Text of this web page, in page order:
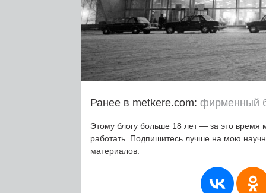
Ранее в metkere.com: фирменный
Этому блогу больше 18 лет — за это время
работать. Подпишитесь лучше на мою
материалов.